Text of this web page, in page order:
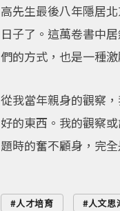
高先生最後八年隱居
日子了。這萬卷書中
們的方式，也是一種激
從我當年親身的觀察
好的東西。我的觀察
題時的奮不顧身，完全
人才培育 人文思